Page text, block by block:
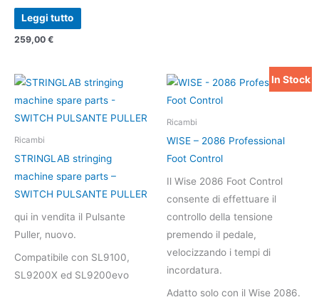
Leggi tutto
259,00 €
Ricambi
STRINGLAB stringing
machine spare parts –
SWITCH PULSANTE PULLER
qui in vendita il Pulsante
Puller, nuovo.
Compatibile con SL9100,
SL9200X ed SL9200evo
In Stock
Ricambi
WISE – 2086 Professional
Foot Control
Il Wise 2086 Foot Control
consente di effettuare il
controllo della tensione
premendo il pedale,
velocizzando i tempi di
incordatura.
Adatto solo con il Wise 2086.
Il
originale
Il
prezzo